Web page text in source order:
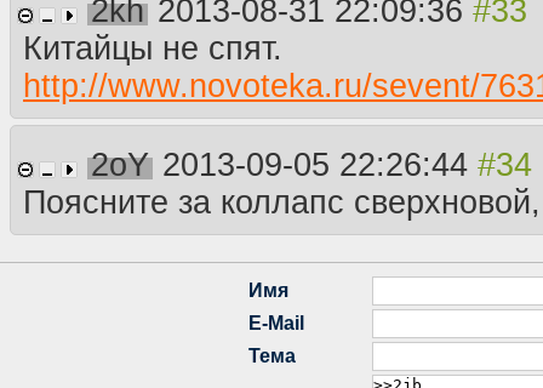
2kh 2013-08-31 22:09:36
Китайцы не спят.
http://www.novoteka.ru/sevent/
2oY 2013-09-05 22:26:44
Поясните за коллапс